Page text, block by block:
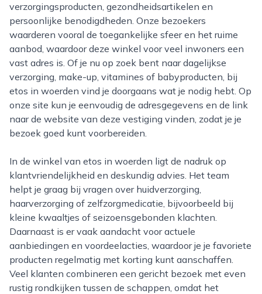
verzorgingsproducten, gezondheidsartikelen en
persoonlijke benodigdheden. Onze bezoekers
waarderen vooral de toegankelijke sfeer en het ruime
aanbod, waardoor deze winkel voor veel inwoners een
vast adres is. Of je nu op zoek bent naar dagelijkse
verzorging, make-up, vitamines of babyproducten, bij
etos in woerden vind je doorgaans wat je nodig hebt. Op
onze site kun je eenvoudig de adresgegevens en de link
naar de website van deze vestiging vinden, zodat je je
bezoek goed kunt voorbereiden.
In de winkel van etos in woerden ligt de nadruk op
klantvriendelijkheid en deskundig advies. Het team
helpt je graag bij vragen over huidverzorging,
haarverzorging of zelfzorgmedicatie, bijvoorbeeld bij
kleine kwaaltjes of seizoensgebonden klachten.
Daarnaast is er vaak aandacht voor actuele
aanbiedingen en voordeelacties, waardoor je je favoriete
producten regelmatig met korting kunt aanschaffen.
Veel klanten combineren een gericht bezoek met even
rustig rondkijken tussen de schappen, omdat het